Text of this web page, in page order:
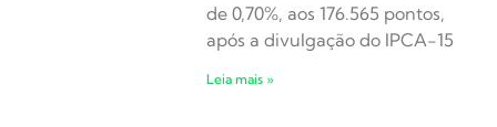
de 0,70%, aos 176.565 pontos,
após a divulgação do IPCA-15
Leia mais »